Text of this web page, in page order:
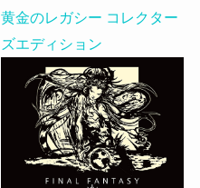
黄金のレガシー コレクター
ズエディション